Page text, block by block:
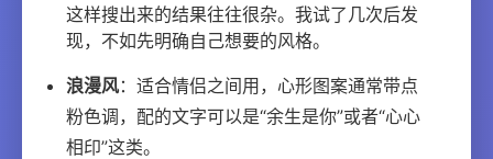
这样搜出来的结果往往很杂。我试了几次后发
现，不如先明确自己想要的风格。
浪漫风：适合情侣之间用，心形图案通常带点
粉色调，配的文字可以是“余生是你”或者“心心
相印”这类。